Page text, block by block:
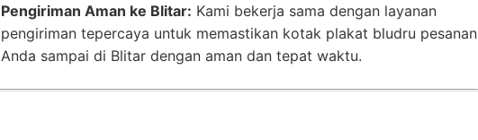
Pengiriman Aman ke Blitar: Kami bekerja sama dengan layanan
pengiriman tepercaya untuk memastikan kotak plakat bludru pesanan
Anda sampai di Blitar dengan aman dan tepat waktu.